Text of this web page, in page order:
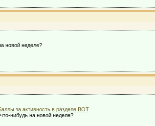
новой неделе?
за активность в разделе ВОТ
нибудь на новой неделе?